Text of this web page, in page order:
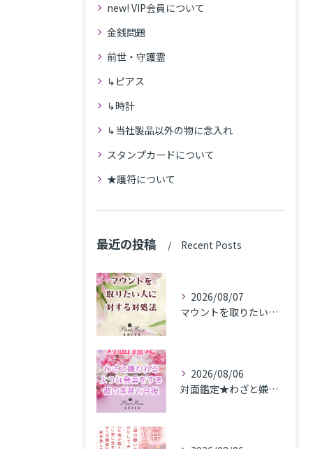
new! VIP会員について
金銭問題
前世・守護霊
↳ピアス
↳時計
↳当社製品以外の物に念入れ
スタンプカードについて
★護符について
最近の投稿 Recent Posts
2026/08/07
マウントを取りたい人に対する対処法
2026/08/06
対面鑑定★わざと嫌われるような発言をする彼の本音と今後★埼玉県M.K様